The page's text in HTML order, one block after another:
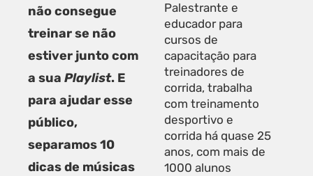
não consegue
treinar se não
estiver junto com
a sua Playlist. E
para ajudar esse
público,
separamos 10
dicas de músicas
Palestrante e
educador para
cursos de
capacitação para
treinadores de
corrida, trabalha
com treinamento
desportivo e
corrida há quase 25
anos, com mais de
1000 alunos